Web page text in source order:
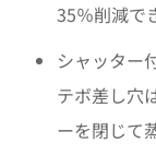
35％削減で
シャッター
テボ差し穴
ーを閉じて